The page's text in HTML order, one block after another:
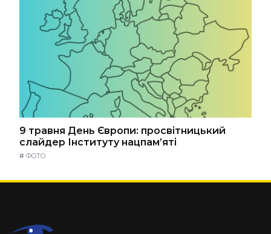
9 травня День Європи: просвітницький
слайдер Інституту нацпам’яті
# ФОТО